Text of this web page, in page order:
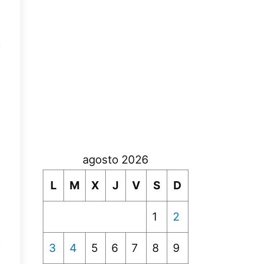
agosto 2026
L
M X J V S D
1 2
3 4 5 6 7 8 9